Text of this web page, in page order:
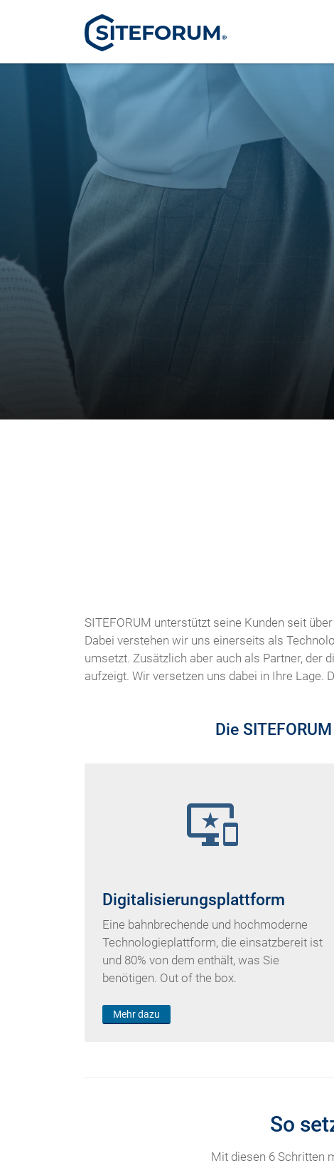
SITEFORUM unterstützt seine Kunden seit
Dabei verstehen wir uns einerseits als
umsetzt. Zusätzlich aber auch als Partner, der
aufzeigt. Wir versetzen uns dabei in Ihre Lage.
Die
important_devices
Digitalisierungsplattform
Eine bahnbrechende und hochmoderne
Technologieplattform, die einsatzbereit ist
und 80% von dem enthält, was Sie
benötigen. Out of the box.
Mehr dazu
So
Mit diesen 6 Schritten